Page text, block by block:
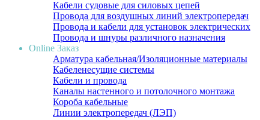
Кабели судовые для силовых цепей
Провода для воздушных линий электропередач
Провода и кабели для установок электрических
Провода и шнуры различного назначения
Online Заказ
Арматура кабельная/Изоляционные материалы
Кабеленесущие системы
Кабели и провода
Каналы настенного и потолочного монтажа
Короба кабельные
Линии электропередач (ЛЭП)